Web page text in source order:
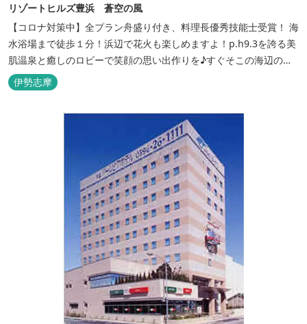
リゾートヒルズ豊浜 蒼空の風
【コロナ対策中】全プラン舟盛り付き、料理長優秀技能士受賞！ 海
水浴場まで徒歩１分！浜辺で花火も楽しめますよ！p.h9.3を誇る美
肌温泉と癒しのロビーで笑顔の思い出作りを♪すぐそこの海辺の高
台に建つ温泉宿
伊勢志摩